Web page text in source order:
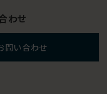
わせ
問い合わせ